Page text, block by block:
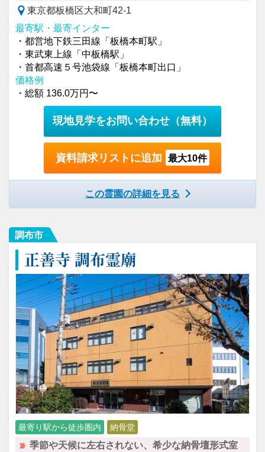
東京都板橋区大和町42-1
最寄駅・最寄インター
・都営地下鉄三田線「板橋本町駅」
・東武東上線「中板橋駅」
・首都高速５号池袋線「板橋本町出口」
価格例
・総額 136.0万円〜
現地見学をお問い合わせ （無料）
資料請求リストに追加 最大10件
この霊園の詳細を見る
調布市
正善寺 調布霊廟
最寄り駅から徒歩圏内 納骨堂
季節や天候に左右されない、希少な納骨壇形式室